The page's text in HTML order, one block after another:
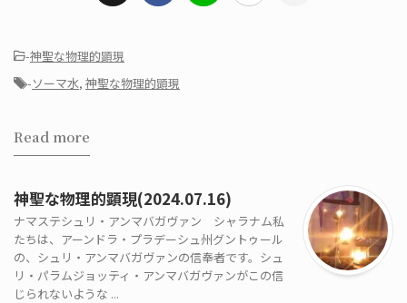
-神聖な物理的顕現
-ソーマ水, 神聖な物理的顕現
Read more
神聖な物理的顕現(2024.07.16)
ナマステシュリ・アンマバガヴァン シャラナム私
たちは、アーンドラ・プラデーシュ州グントゥール
の、シュリ・アンマバガヴァンの信奉者です。シュ
リ・パラムジョッティ・アンマバガヴァンがこの信
じられないような ...